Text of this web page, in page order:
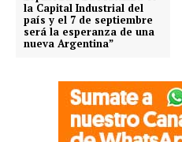
la Capital Industrial del
país y el 7 de septiembre
será la esperanza de una
nueva Argentina”